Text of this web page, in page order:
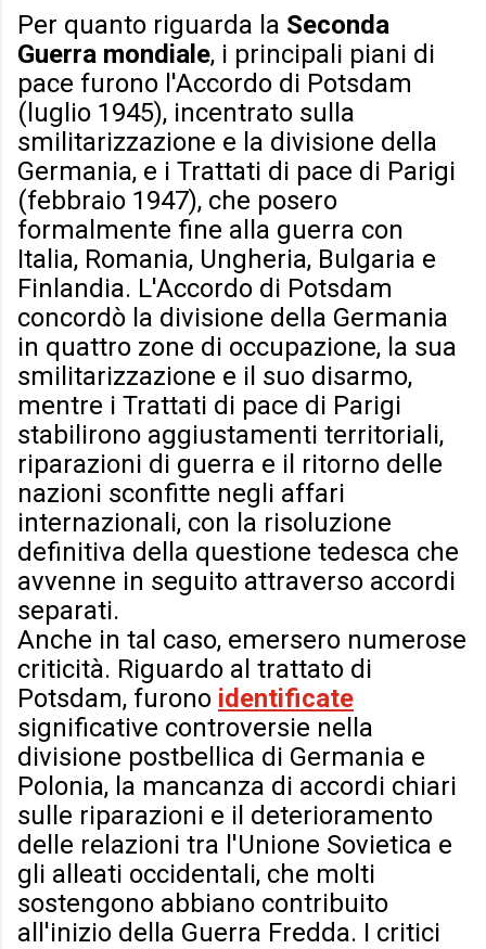
Per quanto riguarda la Seconda
Guerra mondiale, i principali piani di
pace furono l'Accordo di Potsdam
(luglio 1945), incentrato sulla
smilitarizzazione e la divisione della
Germania, e i Trattati di pace di Parigi
(febbraio 1947), che posero
formalmente fine alla guerra con
Italia, Romania, Ungheria, Bulgaria e
Finlandia. L'Accordo di Potsdam
concordò la divisione della Germania
in quattro zone di occupazione, la sua
smilitarizzazione e il suo disarmo,
mentre i Trattati di pace di Parigi
stabilirono aggiustamenti territoriali,
riparazioni di guerra e il ritorno delle
nazioni sconfitte negli affari
internazionali, con la risoluzione
definitiva della questione tedesca che
avvenne in seguito attraverso accordi
separati.
Anche in tal caso, emersero numerose
criticità. Riguardo al trattato di
Potsdam, furono identificate
significative controversie nella
divisione postbellica di Germania e
Polonia, la mancanza di accordi chiari
sulle riparazioni e il deterioramento
delle relazioni tra l'Unione Sovietica e
gli alleati occidentali, che molti
sostengono abbiano contribuito
all'inizio della Guerra Fredda. I critici